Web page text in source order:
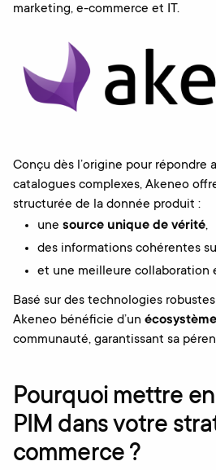
marketing, e-commerce et IT.
Conçu dès l’origine pour répondre
catalogues complexes, Akeneo
structurée de la donnée produit :
une source unique de vérité,
des informations cohérentes
et une meilleure collaboration
Basé sur des technologies
Akeneo bénéficie d’un
communauté, garantissant sa
Pourquoi mettre
PIM dans votre
commerce ?